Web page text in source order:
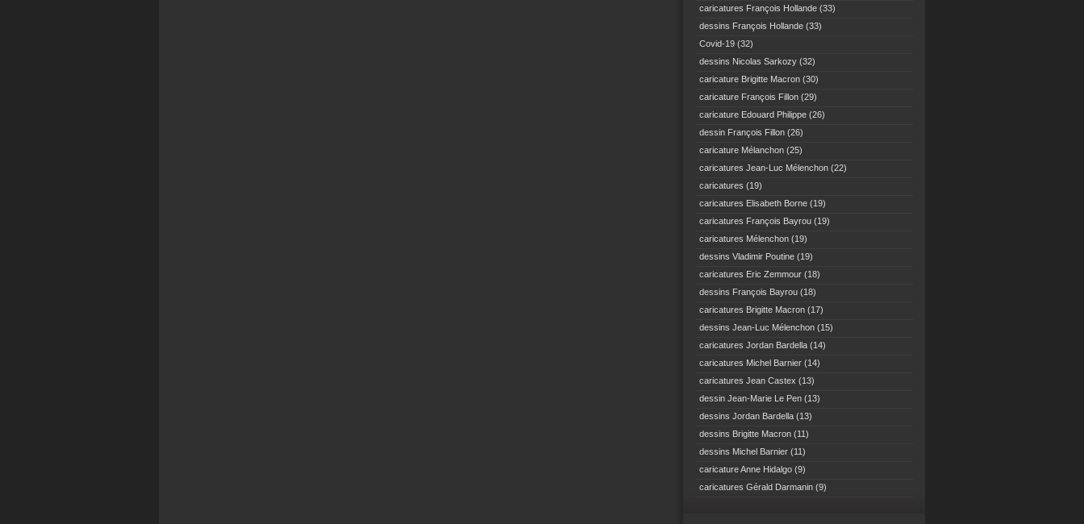
caricatures François Hollande (33)
dessins François Hollande (33)
Covid-19 (32)
dessins Nicolas Sarkozy (32)
caricature Brigitte Macron (30)
caricature François Fillon (29)
caricature Edouard Philippe (26)
dessin François Fillon (26)
caricature Mélanchon (25)
caricatures Jean-Luc Mélenchon (22)
caricatures (19)
caricatures Elisabeth Borne (19)
caricatures François Bayrou (19)
caricatures Mélenchon (19)
dessins Vladimir Poutine (19)
caricatures Eric Zemmour (18)
dessins François Bayrou (18)
caricatures Brigitte Macron (17)
dessins Jean-Luc Mélenchon (15)
caricatures Jordan Bardella (14)
caricatures Michel Barnier (14)
caricatures Jean Castex (13)
dessin Jean-Marie Le Pen (13)
dessins Jordan Bardella (13)
dessins Brigitte Macron (11)
dessins Michel Barnier (11)
caricature Anne Hidalgo (9)
caricatures Gérald Darmanin (9)